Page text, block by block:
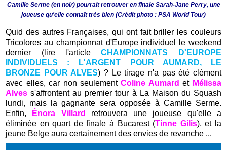
Camille Serme (en noir) pourrait retrouver en finale Sarah-Jane Perry, une
joueuse qu'elle connaît très bien (Crédit photo : PSA World Tour)
Quid des autres Françaises, qui ont fait briller les couleurs
Tricolores au championnat d'Europe individuel le weekend
dernier (lire l'articleCHAMPIONNATS D'EUROPE
INDIVIDUELS : L'ARGENT POUR AUMARD, LE
BRONZE POUR ALVES) ? Le tirage n'a pas été clément
avec elles, car non seulementColine Aumard et Mélissa
Alves s'affrontent au premier tour à La Maison du Squash
lundi, mais la gagnante sera opposée à Camille Serme.
Enfin,
Énora Villard
retrouvera une joueuse qu'elle a
éliminée en quart de finale à Bucarest (Tinne Gilis), et la
jeune Belge aura certainement des envies de revanche ...